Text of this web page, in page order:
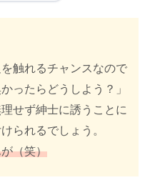
触れるチャンスなので
ったらどうしよう？」
せず紳士に誘うことに
られるでしょう。
（笑）